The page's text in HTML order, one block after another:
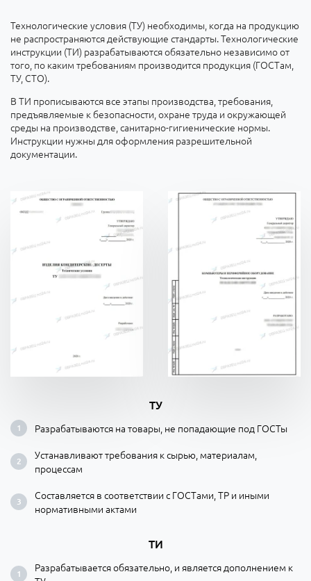
Технологические условия (ТУ) необходимы, когда на продукцию
не распространяются действующие стандарты. Технологические
инструкции (ТИ) разрабатываются обязательно независимо от
того, по каким требованиям производится продукция (ГОСТам,
ТУ, СТО).
В ТИ прописываются все этапы производства, требования,
предъявляемые к безопасности, охране труда и окружающей
среды на производстве, санитарно-гигиенические нормы.
Инструкции нужны для оформления разрешительной
документации.
ТУ
Разрабатываются на товары, не попадающие под ГОСТы
Устанавливают требования к сырью, материалам,
процессам
Составляется в соответствии с ГОСТами, ТР и иными
нормативными актами
ТИ
Разрабатывается обязательно, и является дополнением к